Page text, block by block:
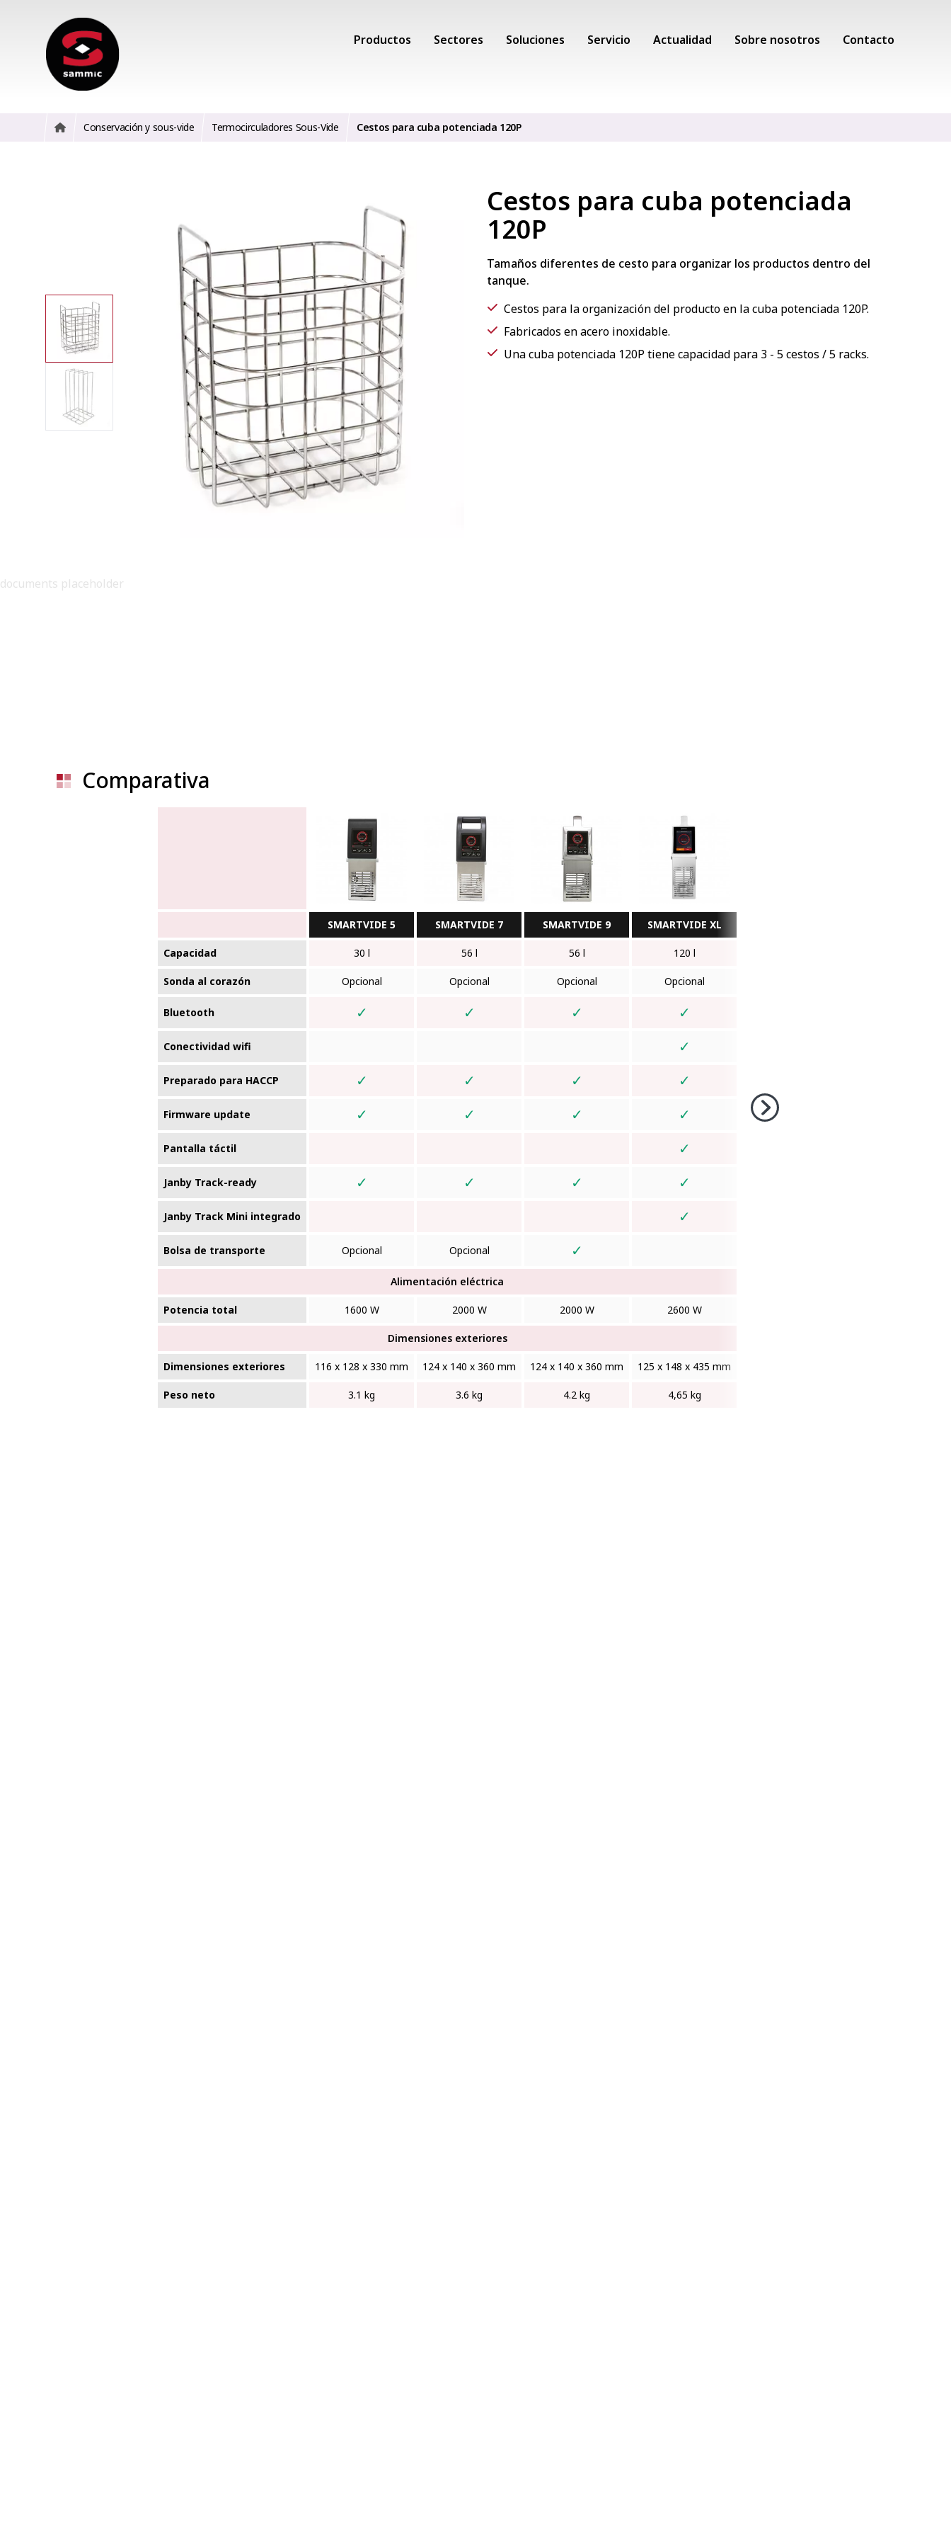
Productos Sectores Soluciones Servicio Actualidad Sobre nosotros Contacto
Conservación y sous-vide Termocirculadores Sous-Vide Cestos para cuba potenciada 120P
Cestos para cuba potenciada
120P
Tamaños diferentes de cesto para organizar los productos dentro del
tanque.
Cestos para la organización del producto en la cuba potenciada 120P.
Fabricados en acero inoxidable.
Una cuba potenciada 120P tiene capacidad para 3 - 5 cestos / 5 racks.
documents placeholder
Comparativa
SMARTVIDE 5 SMARTVIDE 7 SMARTVIDE 9 SMARTVIDE XL
Capacidad 30 l 56 l 56 l 120 l
Sonda al corazón Opcional Opcional Opcional Opcional
Bluetooth ✓ ✓ ✓ ✓
Conectividad wifi ✓
Preparado para HACCP ✓ ✓ ✓ ✓
Firmware update ✓ ✓ ✓ ✓
Pantalla táctil ✓
Janby Track-ready ✓ ✓ ✓ ✓
Janby Track Mini integrado ✓
Bolsa de transporte Opcional Opcional ✓
Alimentación eléctrica
Potencia total 1600 W 2000 W 2000 W 2600 W
Dimensiones exteriores
Dimensiones exteriores 116 x 128 x 330 mm 124 x 140 x 360 mm 124 x 140 x 360 mm 125 x 148 x 435 mm
Peso neto 3.1 kg 3.6 kg 4.2 kg 4,65 kg